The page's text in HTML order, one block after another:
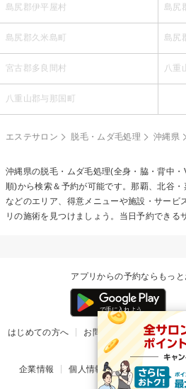
島尻郡伊平屋村 島尻
島尻郡久米島町 島尻
宮古郡多良間村 八重
八重山郡与那国町
エステサロン 脱毛・ムダ毛処理 沖縄県
沖縄県の脱毛・ムダ毛処理(全身・脇・背中
順)から検索＆予約が可能です。那覇、北谷
などのエリア、得意メニューや施設・サービ
リの施術を見つけましょう。当日予約できる
アプリからの予約ならもっと
はじめての方へ お問い合わせ ヘルプ
掲載ご希望のサロン
企業情報 個人情報保護方針 楽天の